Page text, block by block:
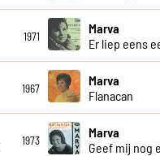
1971
Marva
Er liep eens
1967
Marva
Flanacan
1973
Marva
Geef mij nog